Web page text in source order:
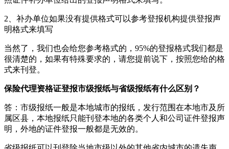
2、补办单位如果没有提供格式可以参考登报机构提供登报声
明格式来填写
当然了，我们也会给您参考格式的，95%的登报格式我们都是
很清楚的，如果有特殊要求的，请您提前说下，按照您给的格
式来刊登。
保险代理资格证登报市级报纸与省级报纸有什么区别？
答：市级报纸一般是本地城市的报纸，发行范围在本地市及所
属区县，本地报纸只能刊登本地的各类个人和公司证件登报声
明，外地的证件登报一般都是无效的。